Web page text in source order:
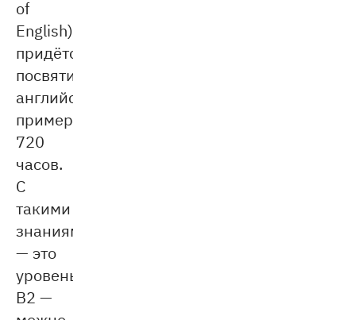
of
English),
придётся
посвятить
английскому
примерно
720
часов.
С
такими
знаниями
— это
уровень
B2 —